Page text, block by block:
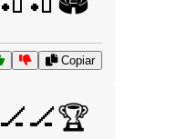
Copiar
🏒🏒🏆